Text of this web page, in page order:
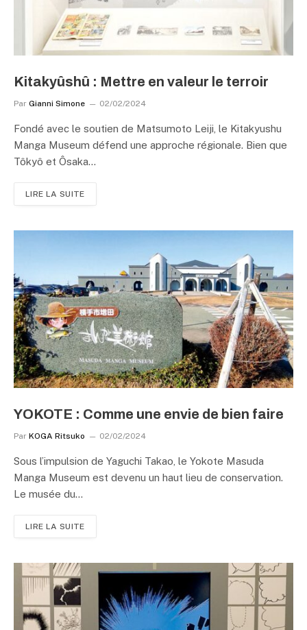
Kitakyûshû : Mettre en valeur le terroir
Par Gianni Simone 02/02/2024
Fondé avec le soutien de Matsumoto Leiji, le Kitakyushu
Manga Museum défend une approche régionale. Bien que
Tôkyô et Ôsaka…
LIRE LA SUITE
YOKOTE : Comme une envie de bien faire
Par KOGA Ritsuko 02/02/2024
Sous l’impulsion de Yaguchi Takao, le Yokote Masuda
Manga Museum est devenu un haut lieu de conservation.
Le musée du…
LIRE LA SUITE